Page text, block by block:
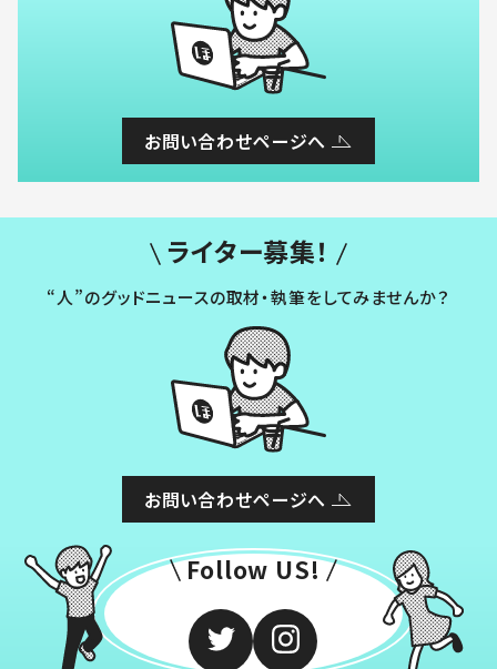
お問い合わせページへ
ライター募集！
“人”のグッドニュースの取材・執筆をしてみませんか？
お問い合わせページへ
Follow US!